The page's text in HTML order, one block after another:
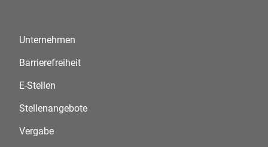
Unternehmen
Barrierefreiheit
E-Stellen
Stellenangebote
Vergabe